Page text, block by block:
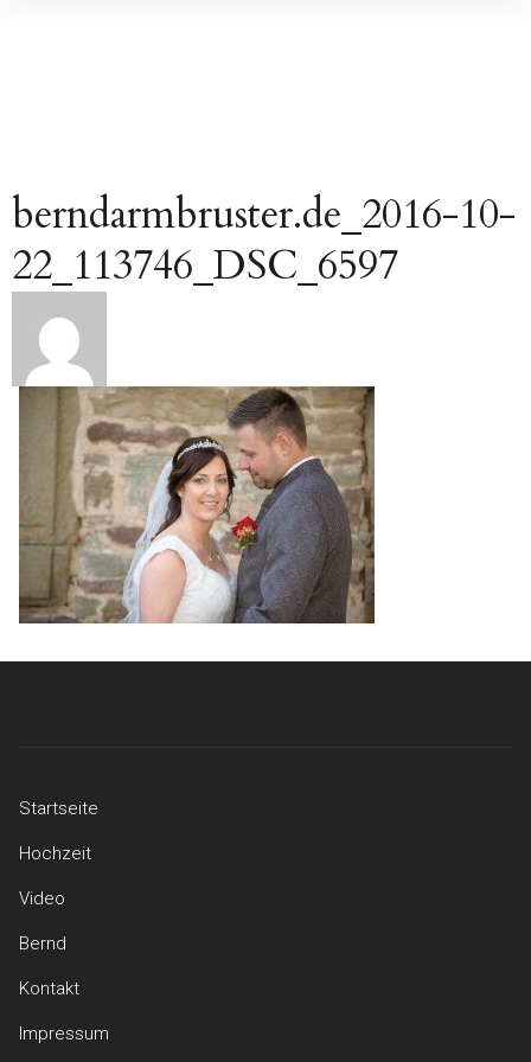
berndarmbruster.de_2016-10-
22_113746_DSC_6597
Beitragsnavigation
Startseite
Hochzeit
Video
Bernd
Kontakt
Impressum